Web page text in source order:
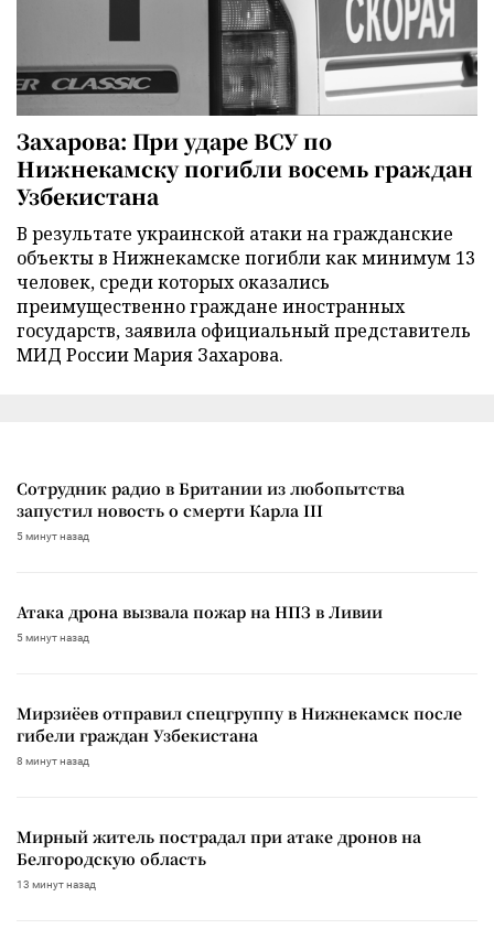
Захарова: При ударе ВСУ по
Нижнекамску погибли восемь граждан
Узбекистана
В результате украинской атаки на гражданские
объекты в Нижнекамске погибли как минимум 13
человек, среди которых оказались
преимущественно граждане иностранных
государств, заявила официальный представитель
МИД России Мария Захарова.
Сотрудник радио в Британии из любопытства
запустил новость о смерти Карла III
5 минут назад
Атака дрона вызвала пожар на НПЗ в Ливии
5 минут назад
Мирзиёев отправил спецгруппу в Нижнекамск после
гибели граждан Узбекистана
8 минут назад
Мирный житель пострадал при атаке дронов на
Белгородскую область
13 минут назад